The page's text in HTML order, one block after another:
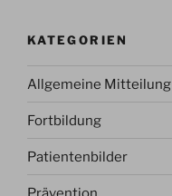
KATEGORIEN
Allgemeine Mitteilung
Fortbildung
Patientenbilder